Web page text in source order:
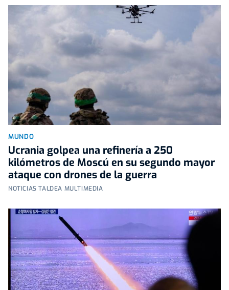
MUNDO
Ucrania golpea una refinería a 250
kilómetros de Moscú en su segundo mayor
ataque con drones de la guerra
NOTICIAS TALDEA MULTIMEDIA